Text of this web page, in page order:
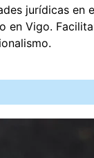
jurídicas en
en Vigo.